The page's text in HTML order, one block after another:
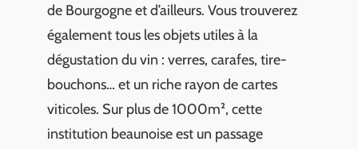
de Bourgogne et d’ailleurs. Vous trouverez
également tous les objets utiles à la
dégustation du vin : verres, carafes, tire-
bouchons… et un riche rayon de cartes
viticoles. Sur plus de 1000m², cette
institution beaunoise est un passage